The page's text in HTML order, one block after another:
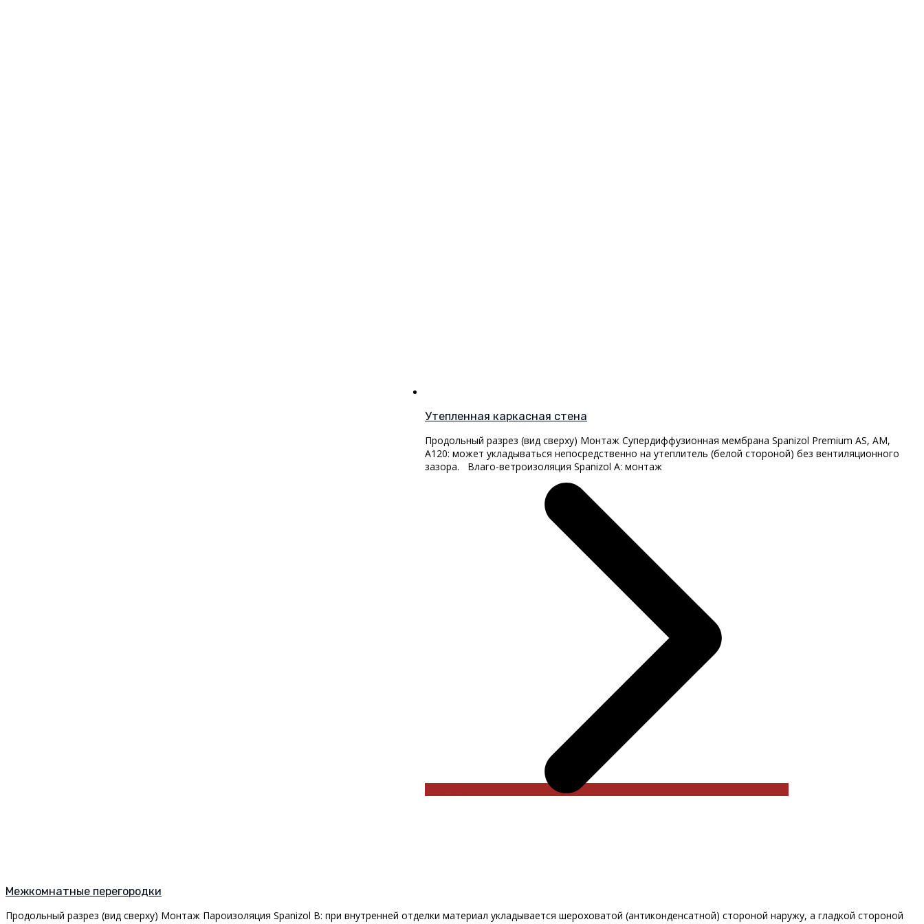
Утепленная каркасная стена
Продольный разрез (вид сверху) Монтаж Супердиффузионная мембрана Spanizol Premium AS, AM,
A120: может укладываться непосредственно на утеплитель (белой стороной) без вентиляционного
зазора. Влаго-ветроизоляция Spanizol A: монтаж
Межкомнатные перегородки
Продольный разрез (вид сверху) Монтаж Пароизоляция Spanizol B: при внутренней отделки материал укладывается шероховатой (антиконденсатной) стороной наружу, а гладкой стороной